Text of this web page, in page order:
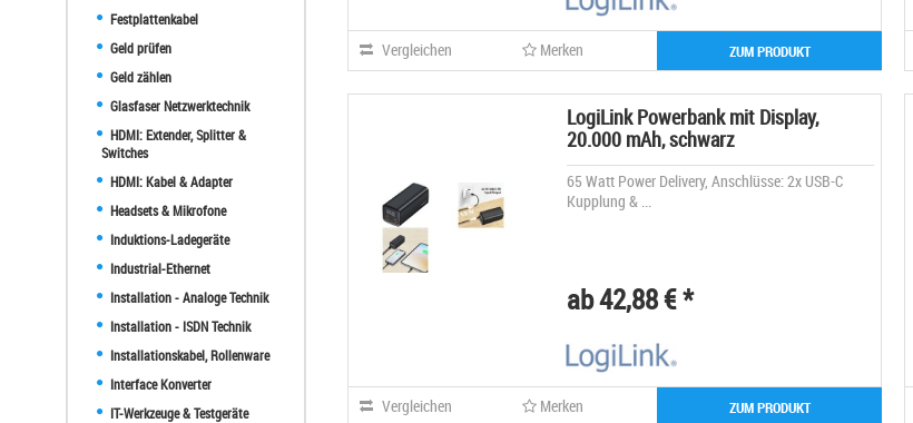
Festplattenkabel
Geld prüfen
Geld zählen
Glasfaser Netzwerktechnik
HDMI: Extender, Splitter &
Switches
HDMI: Kabel & Adapter
Headsets & Mikrofone
Induktions-Ladegeräte
Industrial-Ethernet
Installation - Analoge Technik
Installation - ISDN Technik
Installationskabel, Rollenware
Interface Konverter
IT-Werkzeuge & Testgeräte
ZUM PRODUKT
Vergleichen Merken
LogiLink Powerbank mit Display,
20.000 mAh, schwarz
65 Watt Power Delivery, Anschlüsse: 2x USB-C
Kupplung & ...
ab 42,88 € *
ZUM PRODUKT
Vergleichen Merken